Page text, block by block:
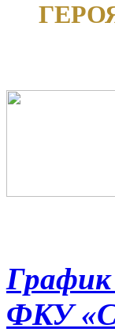
График
ФКУ